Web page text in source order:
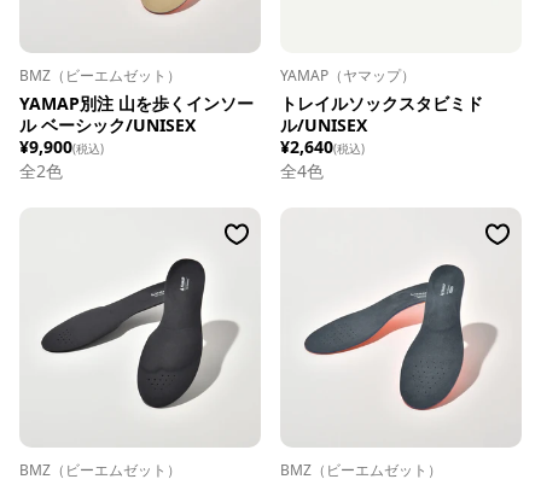
BMZ（ビーエムゼット）
YAMAP別注 山を歩くインソー
ル ベーシック/UNISEX
¥9,900(税込)
全2色
YAMAP（ヤマップ）
トレイルソックスタビミド
ル/UNISEX
¥2,640(税込)
全4色
BMZ（ビーエムゼット） BMZ（ビーエムゼット）